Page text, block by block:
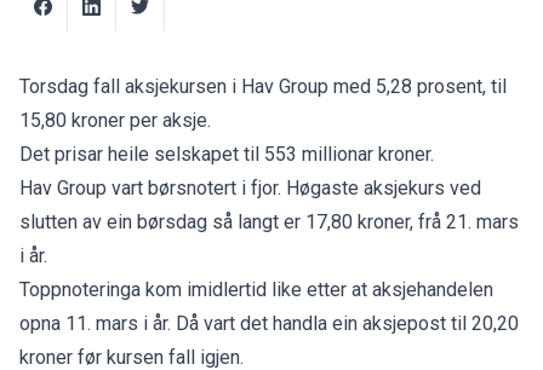
Torsdag fall aksjekursen i Hav Group med 5,28 prosent, til
15,80 kroner per aksje.
Det prisar heile selskapet til 553 millionar kroner.
Hav Group vart børsnotert i fjor. Høgaste aksjekurs ved
slutten av ein børsdag så langt er 17,80 kroner, frå 21. mars
i år.
Toppnoteringa kom imidlertid like etter at aksjehandelen
opna 11. mars i år. Då vart det handla ein aksjepost til 20,20
kroner før kursen fall igjen.